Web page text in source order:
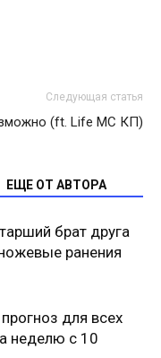
Следующая статья
(ft. Life MC КП)
ЕЩЕ ОТ АВТОРА
брат друга
ранения
для всех
неделю с 10